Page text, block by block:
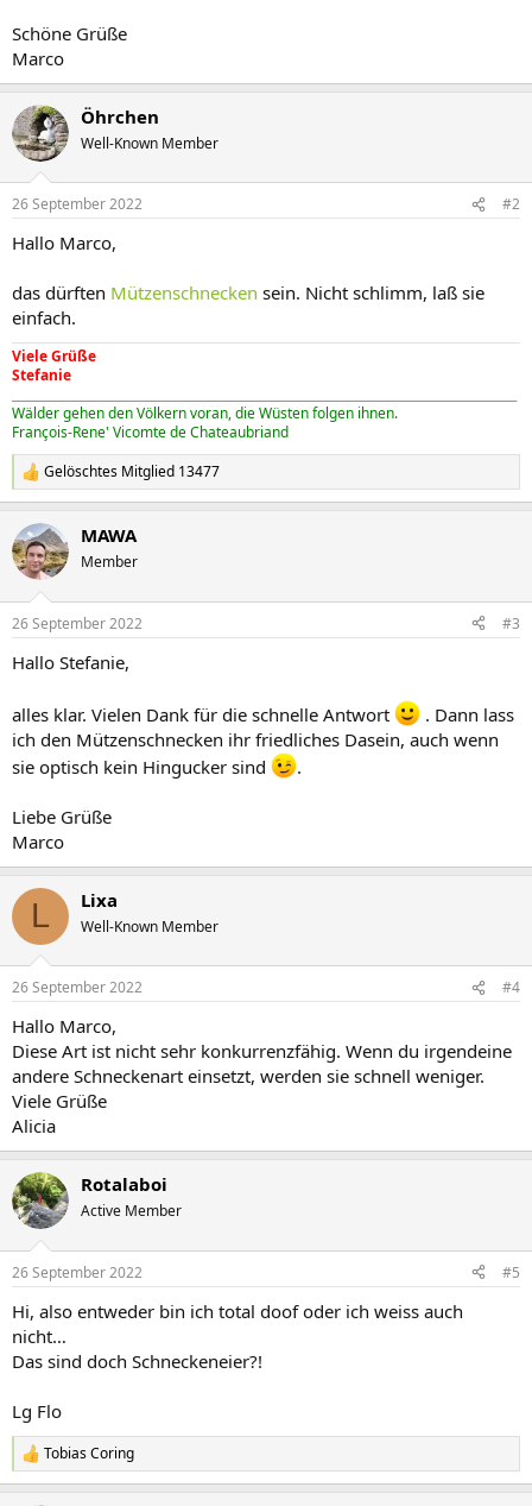
Schöne Grüße
Marco
Öhrchen
Well-Known Member
26 September 2022 #2
Hallo Marco,
das dürften Mützenschnecken sein. Nicht schlimm, laß sie
einfach.
Viele Grüße
Stefanie
Wälder gehen den Völkern voran, die Wüsten folgen ihnen.
François-Rene' Vicomte de Chateaubriand
R
e
k
t
i
e
:
Gelöschtes Mitglied 13477
MAWA
Member
26 September 2022 #3
Hallo Stefanie,
alles klar. Vielen Dank für die schnelle Antwort
. Dann lass
ich den Mützenschnecken ihr friedliches Dasein, auch wenn
sie optisch kein Hingucker sind
.
Liebe Grüße
Marco
L Lixa
Well-Known Member
26 September 2022 #4
Hallo Marco,
Diese Art ist nicht sehr konkurrenzfähig. Wenn du irgendeine
andere Schneckenart einsetzt, werden sie schnell weniger.
Viele Grüße
Alicia
Rotalaboi
Active Member
26 September 2022 #5
Hi, also entweder bin ich total doof oder ich weiss auch
nicht…
Das sind doch Schneckeneier?!
Lg Flo
R
e
Tobias Coring